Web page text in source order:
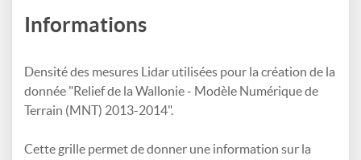
Informations
Densité des mesures Lidar utilisées pour la création de la
donnée "Relief de la Wallonie - Modèle Numérique de
Terrain (MNT) 2013-2014".
Cette grille permet de donner une information sur la